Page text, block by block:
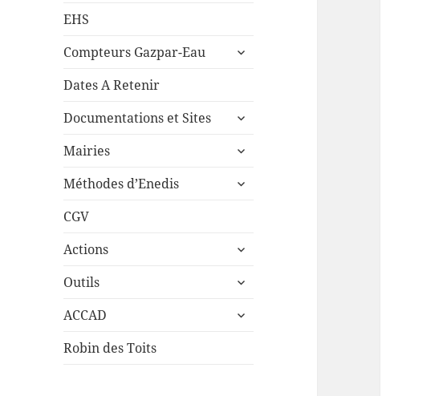
EHS
Compteurs Gazpar-Eau
ouvrir
Dates A Retenir
Documentations et Sites
ouvrir
sous-
Mairies
ouvrir
sous-
Méthodes d’Enedis
ouvrir
CGV
Actions
ouvrir
sous-
Outils
ouvrir
sous-
ACCAD
ouvrir
Robin des Toits